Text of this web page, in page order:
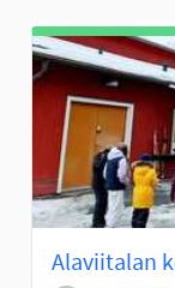
Alaviitalan